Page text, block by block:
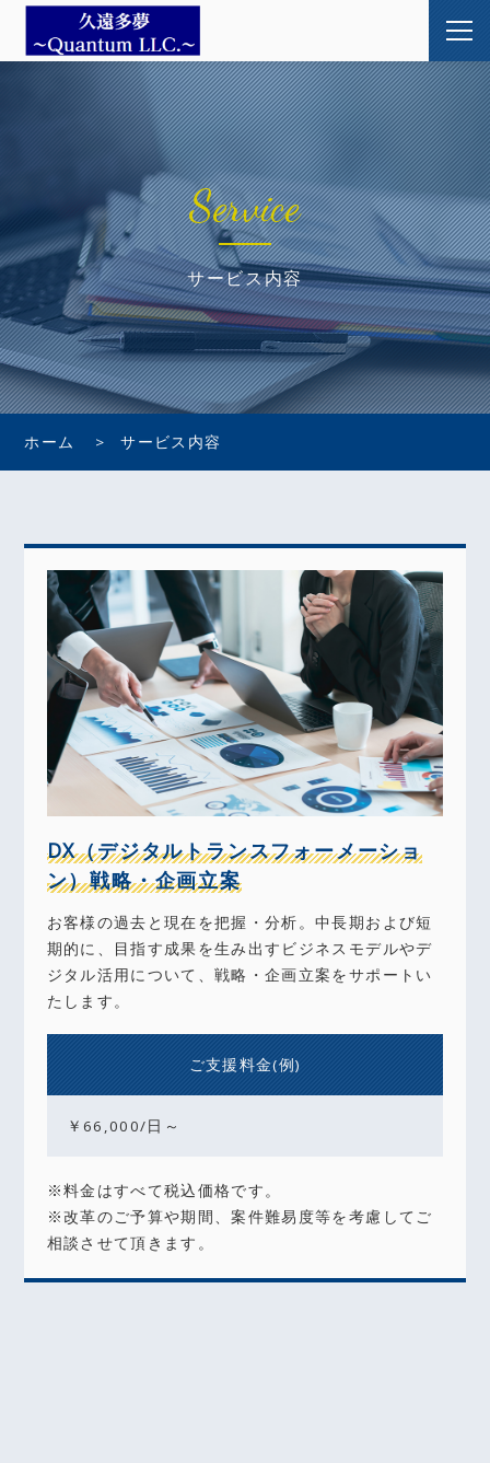
Service
サービス内容
ホーム サービス内容
DX（デジタルトランスフォーメーショ
ン）戦略・企画立案
お客様の過去と現在を把握・分析。中長期および短
期的に、目指す成果を生み出すビジネスモデルやデ
ジタル活用について、戦略・企画立案をサポートい
たします。
ご支援料金(例)
￥66,000/日～
※料金はすべて税込価格です。
※改革のご予算や期間、案件難易度等を考慮してご
相談させて頂きます。